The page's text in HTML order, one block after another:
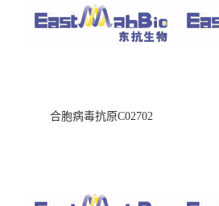
合胞病毒抗原C02702